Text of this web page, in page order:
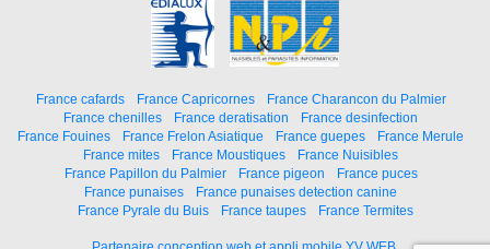
France cafards France Capricornes
France Charancon du Palmier
France chenilles
France deratisation
France desinfection
France Fouines
France Frelon Asiatique France guepes
France Merule
France mites
France Moustiques
France Nuisibles
France Papillon du Palmier
France pigeon
France puces
France punaises
France punaises detection canine
France Pyrale du Buis
France taupes France Termites